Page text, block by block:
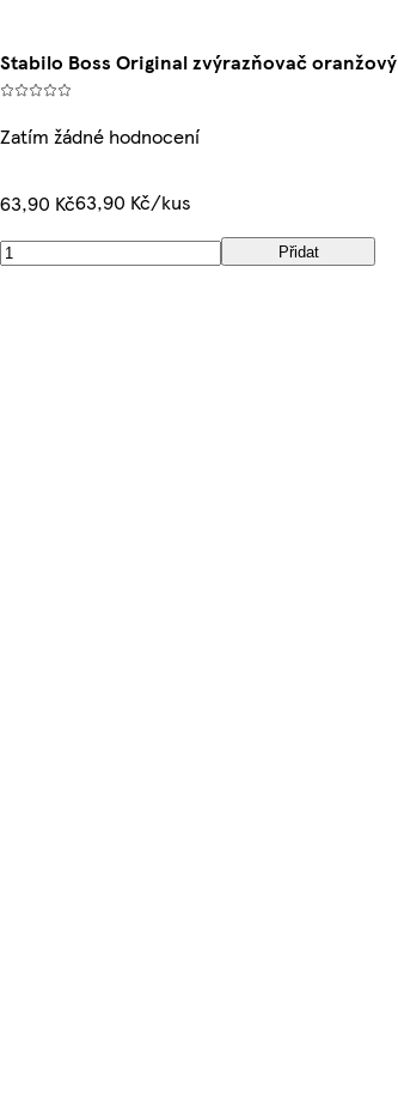
Stabilo Boss Original zvýrazňovač oranžový
Zatím žádné hodnocení
63,90 Kč63,90 Kč/kus
Přidat